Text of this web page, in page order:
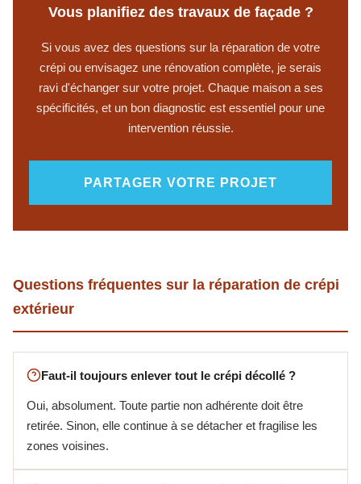
Vous planifiez des travaux de façade ?
Si vous avez des questions sur la réparation de votre
crépi ou envisagez une rénovation complète, je serais
ravi d'échanger sur votre projet. Chaque maison a ses
spécificités, et un bon diagnostic est essentiel pour une
intervention réussie.
PARTAGER VOTRE PROJET
Questions fréquentes sur la réparation de crépi
extérieur
Faut-il toujours enlever tout le crépi décollé ?
Oui, absolument. Toute partie non adhérente doit être
retirée. Sinon, elle continue à se détacher et fragilise les
zones voisines.